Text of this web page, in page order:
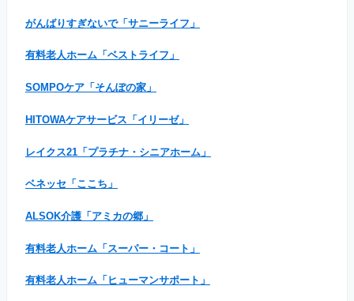
がんばりすぎないで「サニーライフ」
有料老人ホーム「ベストライフ」
SOMPOケア「そんぽの家」
HITOWAケアサービス「イリーゼ」
レイクス21「プラチナ・シニアホーム」
ベネッセ「ここち」
ALSOK介護「アミカの郷」
有料老人ホーム「スーパー・コート」
有料老人ホーム「ヒューマンサポート」